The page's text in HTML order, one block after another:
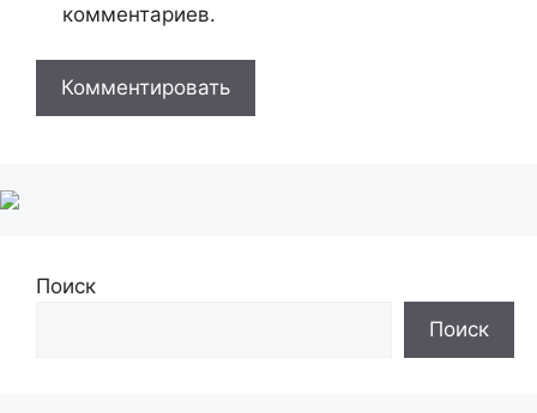
комментариев.
Поиск
Поиск